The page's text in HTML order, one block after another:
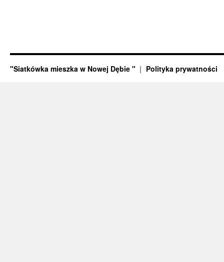
"Siatkówka mieszka w Nowej Dębie " Polityka prywatności